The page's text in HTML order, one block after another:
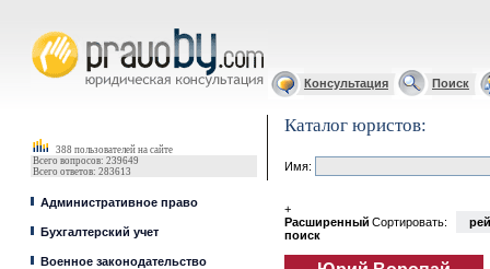
Консультация Поиск
388 пользователей на сайте
Всего вопросов: 239649
Всего ответов: 283613
Административное право
Бухгалтерский учет
Военное законодательство
Каталог юристов:
Имя:
+
Расширенный
поиск
Сортировать: